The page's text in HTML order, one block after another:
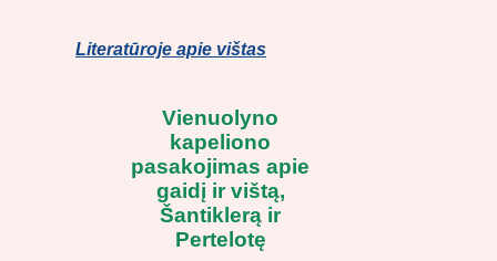
Literatūroje apie vištas
Vienuolyno
kapeliono
pasakojimas apie
gaidį ir vištą,
Šantiklerą ir
Pertelotę